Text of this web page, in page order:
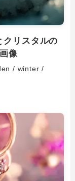
クリスタルの
像
/ winter /